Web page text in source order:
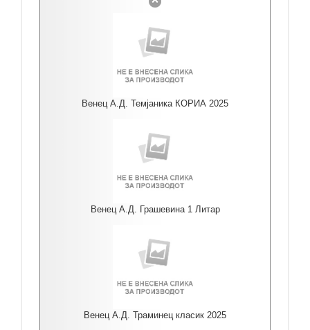
Венец А.Д. Темјаника КОРИА 2025
Венец А.Д. Грашевина 1 Литар
Венец А.Д. Траминец класик 2025